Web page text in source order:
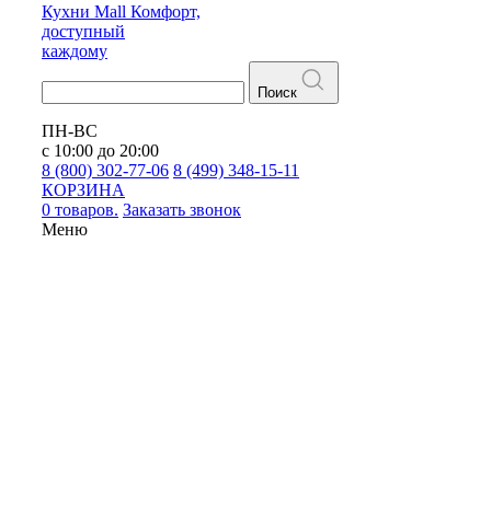
Кухни Mall Комфорт,
доступный
каждому
Поиск
ПН-ВС
с 10:00 до 20:00
8 (800) 302-77-06 8 (499) 348-15-11
КОРЗИНА
0 товаров. Заказать звонок
Меню